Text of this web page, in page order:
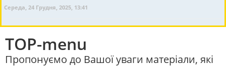
Середа, 24 Грудня, 2025, 13:41
TOP-menu
Пропонуємо до Вашої уваги матеріали, які